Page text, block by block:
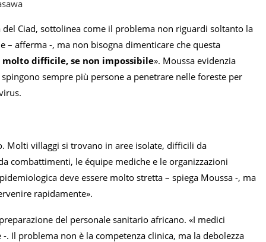
Ciad, sottolinea come il problema non riguardi soltanto la
– afferma -, ma non bisogna dimenticare che questa
molto difficile, se non impossibile». Moussa evidenzia
sempre più persone a penetrare nelle foreste per
Molti villaggi si trovano in aree isolate, difficili da
combattimenti, le équipe mediche e le organizzazioni
deve essere molto stretta – spiega Moussa -, ma
rapidamente».
del personale sanitario africano. «I medici
Il problema non è la competenza clinica, ma la debolezza